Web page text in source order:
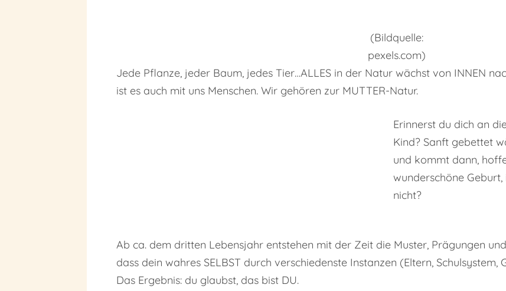
(Bildquelle:
pexels.com)
Jede Pflanze, jeder Baum, jedes Tier…ALLES in der Natur wächst von INNEN
ist es auch mit uns Menschen. Wir gehören zur MUTTER-Natur.
Erinnerst du dich an
Kind? Sanft gebettet
und kommt dann,
wunderschöne Geburt,
nicht?
Ab ca. dem dritten Lebensjahr entstehen mit der Zeit die Muster, Prägungen
dass dein wahres SELBST durch verschiedenste Instanzen (Eltern, Schulsystem,
Das Ergebnis: du glaubst, das bist DU.